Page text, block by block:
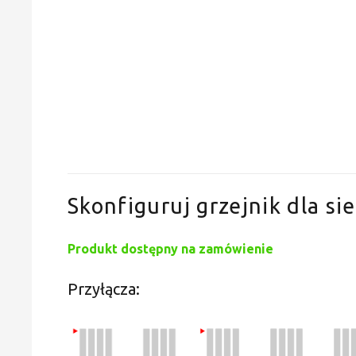
Skonfiguruj grzejnik dla
Produkt dostępny na zamówienie
Przyłącza: